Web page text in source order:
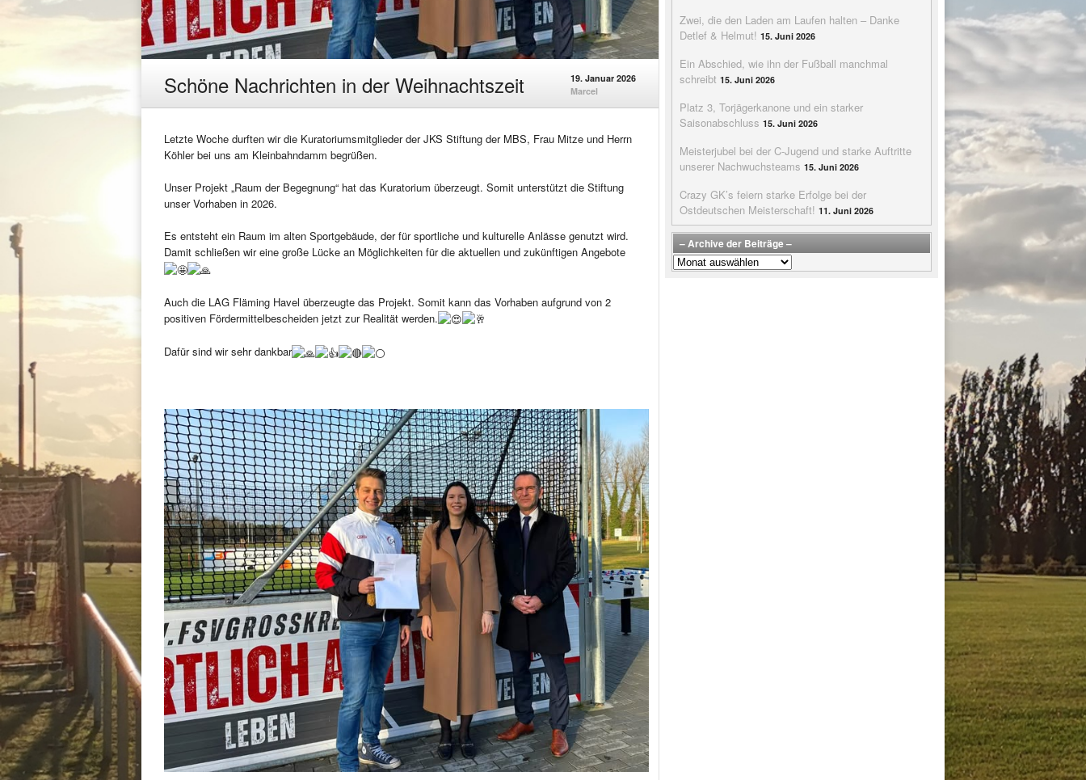
Schöne Nachrichten in der Weihnachtszeit
19. Januar 2026
Marcel
Letzte Woche durften wir die Kuratoriumsmitglieder der JKS Stiftung der MBS, Frau Mitze und Herrn
Köhler bei uns am Kleinbahndamm begrüßen.
Unser Projekt „Raum der Begegnung“ hat das Kuratorium überzeugt. Somit unterstützt die Stiftung
unser Vorhaben in 2026.
Es entsteht ein Raum im alten Sportgebäude, der für sportliche und kulturelle Anlässe genutzt wird.
Damit schließen wir eine große Lücke an Möglichkeiten für die aktuellen und zukünftigen Angebote
Auch die LAG Fläming Havel überzeugte das Projekt. Somit kann das Vorhaben aufgrund von 2
positiven Fördermittelbescheiden jetzt zur Realität werden.
Dafür sind wir sehr dankbar
Zwei, die den Laden am Laufen halten – Danke
Detlef & Helmut! 15. Juni 2026
Ein Abschied, wie ihn der Fußball manchmal
schreibt 15. Juni 2026
Platz 3, Torjägerkanone und ein starker
Saisonabschluss 15. Juni 2026
Meisterjubel bei der C-Jugend und starke Auftritte
unserer Nachwuchsteams 15. Juni 2026
Crazy GK’s feiern starke Erfolge bei der
Ostdeutschen Meisterschaft! 11. Juni 2026
– Archive der Beiträge –
–
Archive